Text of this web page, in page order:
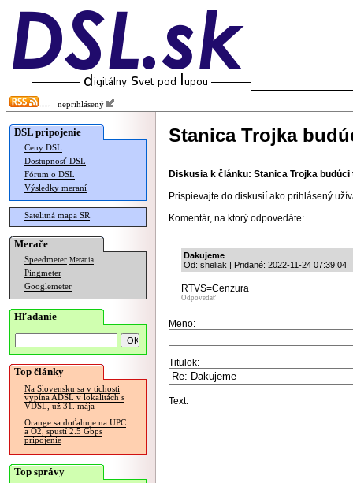
neprihlásený
DSL pripojenie
Ceny DSL
Dostupnosť DSL
Fórum o DSL
Výsledky meraní
Satelitná mapa SR
Merače
Speedmeter Merania
Pingmeter
Googlemeter
Hľadanie
Top články
Na Slovensku sa v tichosti
vypína ADSL v lokalitách s
VDSL, už 31. mája
Orange sa doťahuje na UPC
a O2, spustí 2.5 Gbps
pripojenie
Top správy
Stanica Trojka
Diskusia k článku: Stanica Trojka
Prispievajte do diskusií ako prihlásený
Komentár, na ktorý odpovedáte:
Dakujeme
Od: sheliak | Pridané: 2022-11-24 07:39:04
RTVS=Cenzura
Odpovedať
Meno:
Titulok:
Text: